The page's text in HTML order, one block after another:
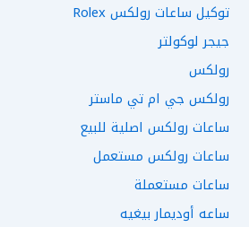
توكيل ساعات رولكس Rolex
جيجر لوكولتر
رولكس
رولكس جي ام تي ماستر
ساعات رولكس اصلية للبيع
ساعات رولكس مستعمل
ساعات مستعملة
ساعه أوديمار بيغيه